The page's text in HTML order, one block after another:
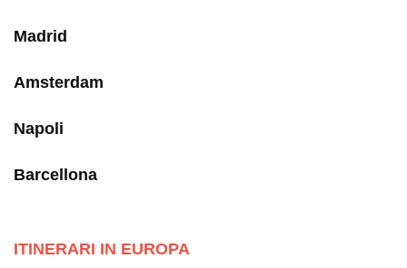
Madrid
Amsterdam
Napoli
Barcellona
ITINERARI IN EUROPA